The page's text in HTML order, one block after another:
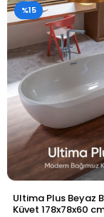
Ultima Beyaz
163x78x60 cm
%15